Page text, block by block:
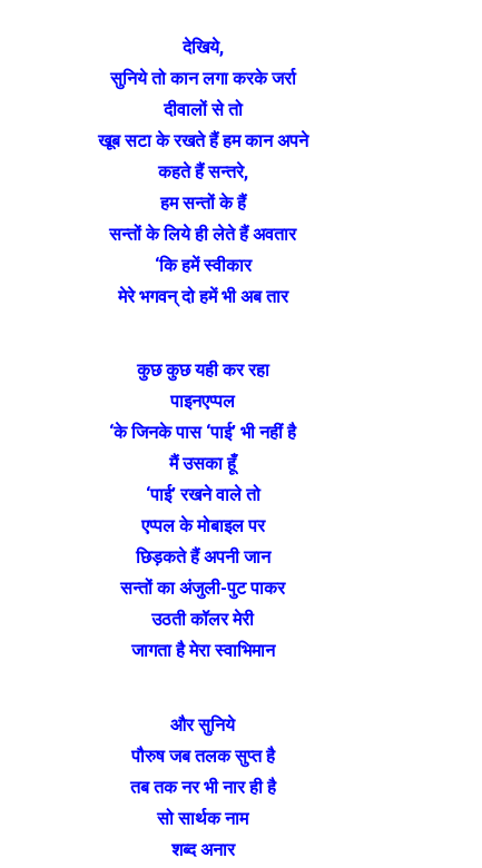
देखिये,
सुनिये तो कान लगा करके जर्रा
दीवालों से तो
खूब सटा के रखते हैं हम कान अपने
कहते हैं सन्तरे,
हम सन्तों के हैं
सन्तों के लिये ही लेते हैं अवतार
‘कि हमें स्वीकार
मेरे भगवन् दो हमें भी अब तार
कुछ कुछ यही कर रहा
पाइनएप्पल
‘के जिनके पास ‘पाई’ भी नहीं है
मैं उसका हूँ
‘पाई’ रखने वाले तो
एप्पल के मोबाइल पर
छिड़कते हैं अपनी जान
सन्तों का अंजुली-पुट पाकर
उठती कॉलर मेरी
जागता है मेरा स्वाभिमान
और सुनिये
पौरुष जब तलक सुप्त है
तब तक नर भी नार ही है
सो सार्थक नाम
शब्द अनार